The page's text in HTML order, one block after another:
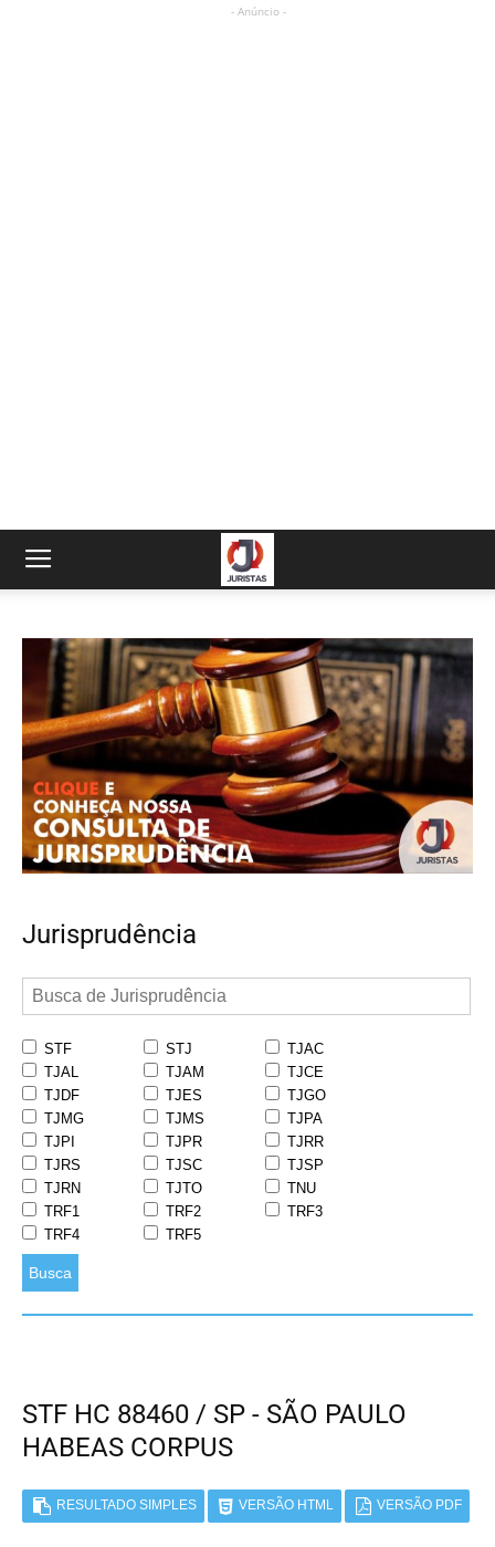
- Anúncio -
Jurisprudência
STF STJ
TJAC
TJAL
TJAM
TJCE
TJDF
TJES
TJGO
TJMG
TJMS
TJPA
TJPI
TJPR
TJRR
TJRS
TJSC
TJSP
TJRN
TJTO
TNU
TRF1
TRF2
TRF3
TRF4
TRF5
Busca
STF HC 88460 / SP - SÃO PAULO
HABEAS CORPUS
RESULTADO SIMPLES VERSÃO HTML VERSÃO PDF